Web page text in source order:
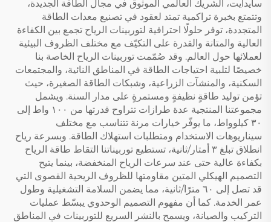
سايدايت، الشريك العالمي الموثوق في مجال الطاقة الجديدة،
وتتمتع بخبرة تراكمية تمتد لعقود في تصنيع معدات الطاقة
المتجددة، توفر حلولًا احترافية لتوربينات الرياح تجمع بين الكفاءة
العالية والمتانة والقدرة على التكيّف مع مختلف الظروف البيئية
لعملائها حول العالم. وقد صُمّمت توربينات الرياح الخاصة بنا
خصيصًا لتلبية احتياجات الطاقة في المناطق النائية، والمجتمعات
السكنية، والمنشآت الزراعية، وشبكات الطاقة الصغيرة، حيث
تؤمن توليد طاقةٍ نظيفةٍ ومستمرةٍ على مدار السنة. ويشمل
مجموعتنا المنتجية عدة طرازات تتراوح قدرتها من ١٠٠ واط إلى
٣٠ كيلوواط، ما يوفّر خيارات مرنة تتناسب مع مختلف
سيناريوهات الاستخدام ومتطلبات استهلاك الطاقة. وبسرعة رياح
انطلاق تبلغ ٣ أمتار/ثانية، تستطيع توربيناتنا التقاط طاقة الرياح
بكفاءة عالية حتى عند سرعات الرياح المنخفضة، بينما يتيح
التصميم الهيكلي المتين مقاومتها للظروف الريحية القصوى التي
قد تصل إلى ٦٠ مترًا/ثانية، مما يضمن السلامة التشغيلية وطول
عمر الخدمة. كما أن مفهوم التصميم الوحدوي يبسّط عمليات
التركيب والصيانة، ويسمح بالنشر السريع للتوربينات في المناطق